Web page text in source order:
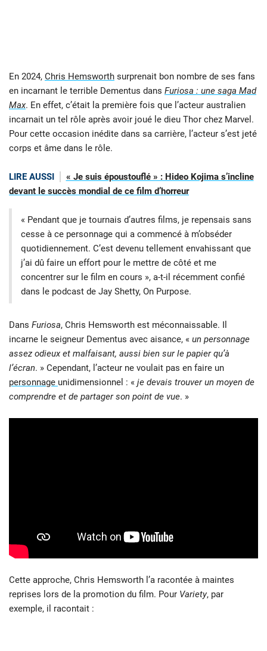
En 2024, Chris Hemsworth surprenait bon nombre de ses fans
en incarnant le terrible Dementus dans Furiosa : une saga Mad
Max. En effet, c’était la première fois que l’acteur australien
incarnait un tel rôle après avoir joué le dieu Thor chez Marvel.
Pour cette occasion inédite dans sa carrière, l’acteur s’est jeté
corps et âme dans le rôle.
LIRE AUSSI
« Je suis époustouflé » : Hideo Kojima s’incline
devant le succès mondial de ce film d’horreur
« Pendant que je tournais d’autres films, je repensais sans
cesse à ce personnage qui a commencé à m’obséder
quotidiennement. C’est devenu tellement envahissant que
j’ai dû faire un effort pour le mettre de côté et me
concentrer sur le film en cours », a-t-il récemment confié
dans le podcast de Jay Shetty, On Purpose.
Dans Furiosa, Chris Hemsworth est méconnaissable. Il
incarne le seigneur Dementus avec aisance, « un personnage
assez odieux et malfaisant, aussi bien sur le papier qu’à
l’écran. » Cependant, l’acteur ne voulait pas en faire un
personnage unidimensionnel : « je devais trouver un moyen de
comprendre et de partager son point de vue. »
Cette approche, Chris Hemsworth l’a racontée à maintes
reprises lors de la promotion du film. Pour Variety, par
exemple, il racontait :